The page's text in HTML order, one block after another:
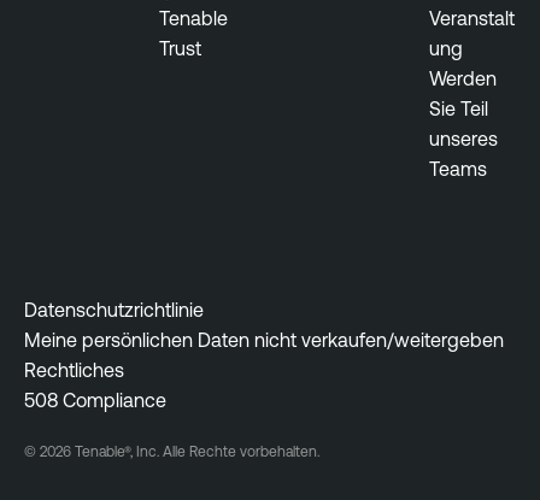
Tenable
Trust
Veranstalt
ung
Werden
Sie Teil
unseres
Teams
Datenschutzrichtlinie
Meine persönlichen Daten nicht verkaufen/weitergeben
Rechtliches
508 Compliance
© 2026 Tenable®, Inc. Alle Rechte vorbehalten.